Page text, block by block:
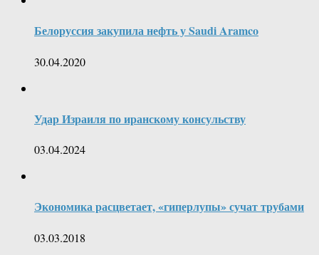
Белоруссия закупила нефть у Saudi Aramco
30.04.2020
Удар Израиля по иранскому консульству
03.04.2024
Экономика расцветает, «гиперлупы» сучат трубами
03.03.2018